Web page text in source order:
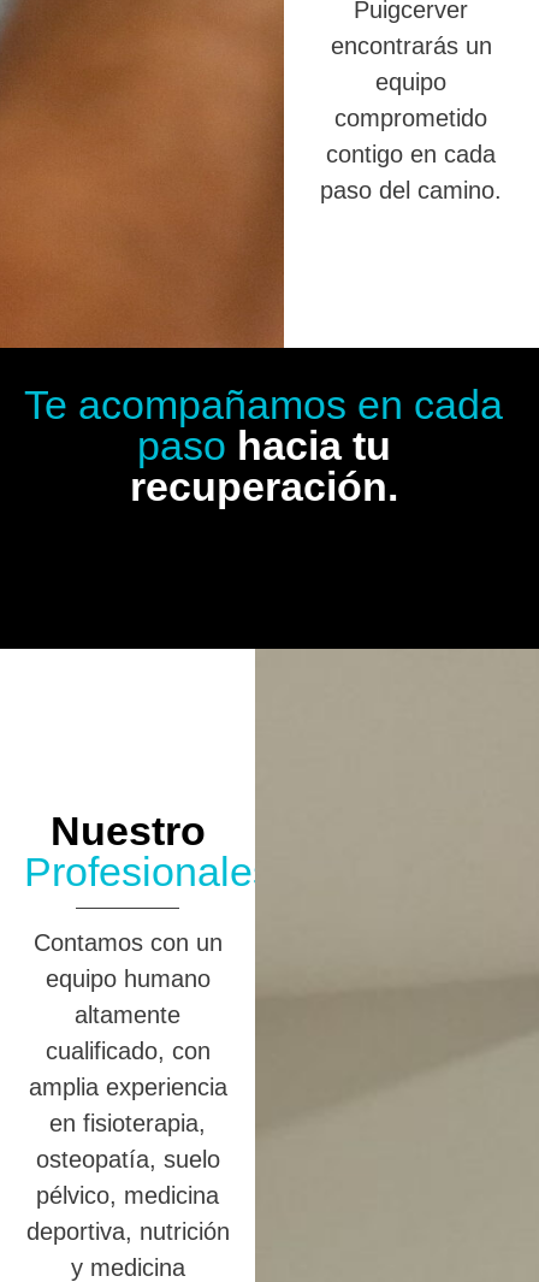
Puigcerver
encontrarás un
equipo
comprometido
contigo en cada
paso del camino.
Te acompañamos en cada
paso hacia tu
recuperación.
Nuestro
Profesionales
Contamos con un
equipo humano
altamente
cualificado, con
amplia experiencia
en fisioterapia,
osteopatía, suelo
pélvico, medicina
deportiva, nutrición
y medicina